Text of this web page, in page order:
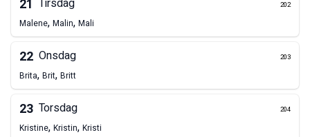
21 Tirsdag 202
Malene, Malin, Mali
22 Onsdag 203
Brita, Brit, Britt
23 Torsdag 204
Kristine, Kristin, Kristi